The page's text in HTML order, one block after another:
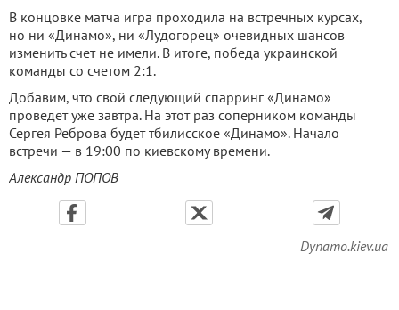
В концовке матча игра проходила на встречных курсах,
но ни «Динамо», ни «Лудогорец» очевидных шансов
изменить счет не имели. В итоге, победа украинской
команды со счетом 2:1.
Добавим, что свой следующий спарринг «Динамо»
проведет уже завтра. На этот раз соперником команды
Сергея Реброва будет тбилисское «Динамо». Начало
встречи — в 19:00 по киевскому времени.
Александр ПОПОВ
Dynamo.kiev.ua